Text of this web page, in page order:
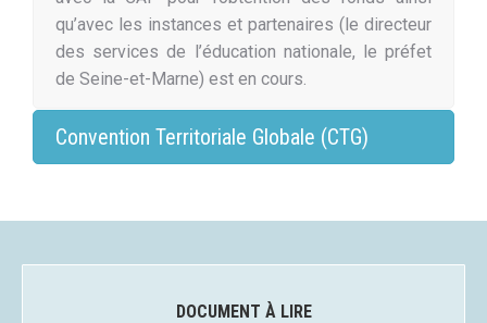
qu’avec les instances et partenaires (le directeur
des services de l’éducation nationale, le préfet
de Seine-et-Marne) est en cours.
Convention Territoriale Globale (CTG)
DOCUMENT À LIRE